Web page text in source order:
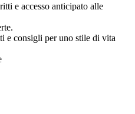
e accesso anticipato alle
e consigli per uno stile di vita